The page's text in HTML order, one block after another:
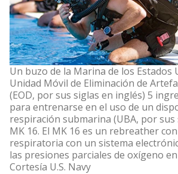
Un buzo de la Marina de los Estados
Unidad Móvil de Eliminación de
(EOD, por sus siglas en inglés) 5
para entrenarse en el uso de un
respiración submarina (UBA, por sus
MK 16. El MK 16 es un rebreather
respiratoria con un sistema
las presiones parciales de oxígeno
Cortesía U.S. Navy